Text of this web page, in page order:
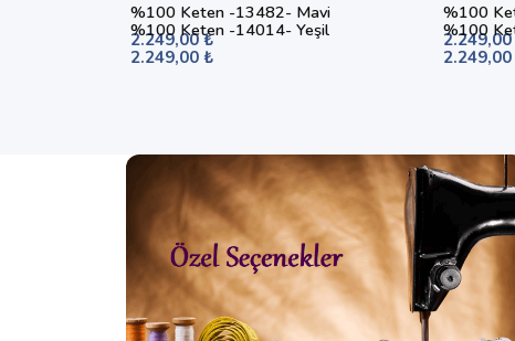
%100 Keten -13482- Mavi
2.249,00 ₺
%100
%100 Keten -14014- Yeşil
2.249,00 ₺
%100